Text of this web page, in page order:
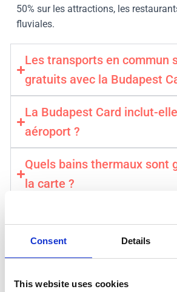
Consent Details
This website uses cookies
50% sur les attractions, les
fluviales.
Les transports en commun
gratuits avec la Budapest
La Budapest Card inclut-
aéroport ?
Quels bains thermaux sont
la carte ?
Comment activer ma
Obtenez votre